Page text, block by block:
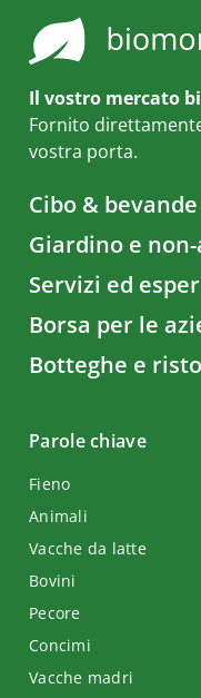
Il vostro mercato
Fornito
vostra porta.
Cibo & bevande
Giardino e
Servizi ed
Borsa per le
Botteghe e
Parole chiave
Fieno
Animali
Vacche da latte
Bovini
Pecore
Concimi
Vacche madri